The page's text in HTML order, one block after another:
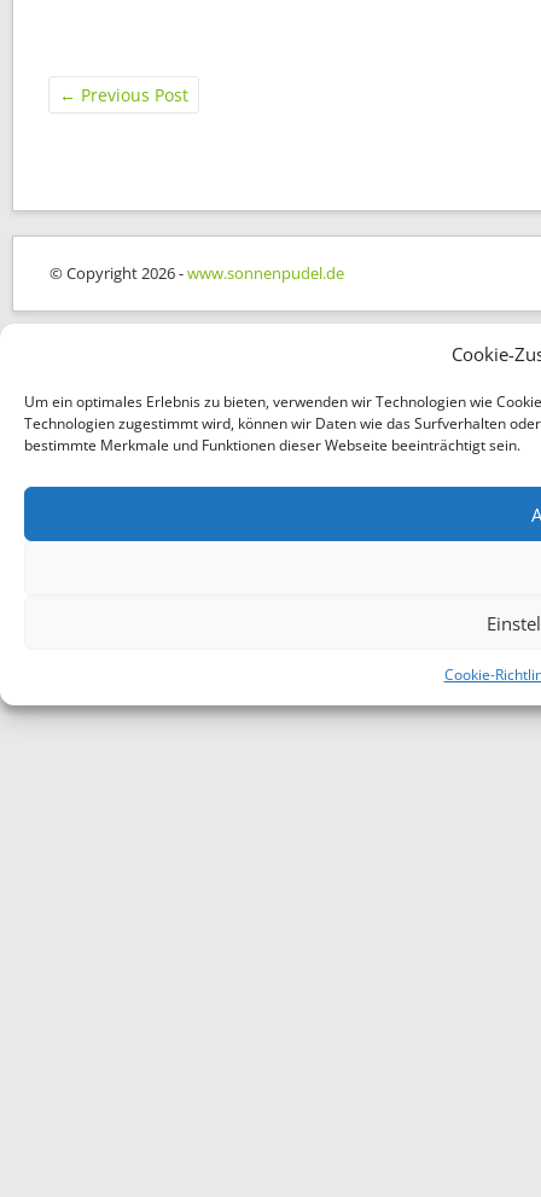
Cookie-
Um ein optimales Erlebnis zu bieten, verwenden wir Technologien wie
Technologien zugestimmt wird, können wir Daten wie das Surfverhalten
bestimmte Merkmale und Funktionen dieser Webseite beeinträchtigt sein.
Cookie-
← Previous Post
© Copyright 2026 -www.sonnenpudel.de